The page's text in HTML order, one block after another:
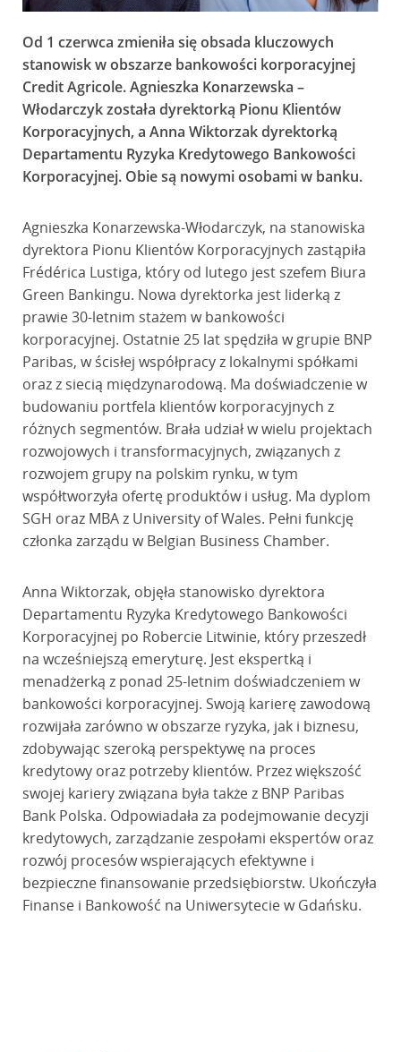
Od 1 czerwca zmieniła się obsada kluczowych
stanowisk w obszarze bankowości korporacyjnej
Credit Agricole. Agnieszka Konarzewska –
Włodarczyk została dyrektorką Pionu Klientów
Korporacyjnych, a Anna Wiktorzak dyrektorką
Departamentu Ryzyka Kredytowego Bankowości
Korporacyjnej. Obie są nowymi osobami w banku.
Agnieszka Konarzewska-Włodarczyk, na stanowiska
dyrektora Pionu Klientów Korporacyjnych zastąpiła
Frédérica Lustiga, który od lutego jest szefem Biura
Green Bankingu. Nowa dyrektorka jest liderką z
prawie 30-letnim stażem w bankowości
korporacyjnej. Ostatnie 25 lat spędziła w grupie BNP
Paribas, w ścisłej współpracy z lokalnymi spółkami
oraz z siecią międzynarodową. Ma doświadczenie w
budowaniu portfela klientów korporacyjnych z
różnych segmentów. Brała udział w wielu projektach
rozwojowych i transformacyjnych, związanych z
rozwojem grupy na polskim rynku, w tym
współtworzyła ofertę produktów i usług. Ma dyplom
SGH oraz MBA z University of Wales. Pełni funkcję
członka zarządu w Belgian Business Chamber.
Anna Wiktorzak, objęła stanowisko dyrektora
Departamentu Ryzyka Kredytowego Bankowości
Korporacyjnej po Robercie Litwinie, który przeszedł
na wcześniejszą emeryturę. Jest ekspertką i
menadżerką z ponad 25-letnim doświadczeniem w
bankowości korporacyjnej. Swoją karierę zawodową
rozwijała zarówno w obszarze ryzyka, jak i biznesu,
zdobywając szeroką perspektywę na proces
kredytowy oraz potrzeby klientów. Przez większość
swojej kariery związana była także z BNP Paribas
Bank Polska. Odpowiadała za podejmowanie decyzji
kredytowych, zarządzanie zespołami ekspertów oraz
rozwój procesów wspierających efektywne i
bezpieczne finansowanie przedsiębiorstw. Ukończyła
Finanse i Bankowość na Uniwersytecie w Gdańsku.